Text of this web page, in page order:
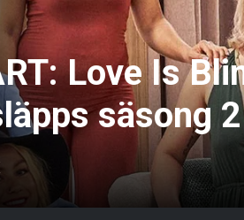
Love Is
säsong 2